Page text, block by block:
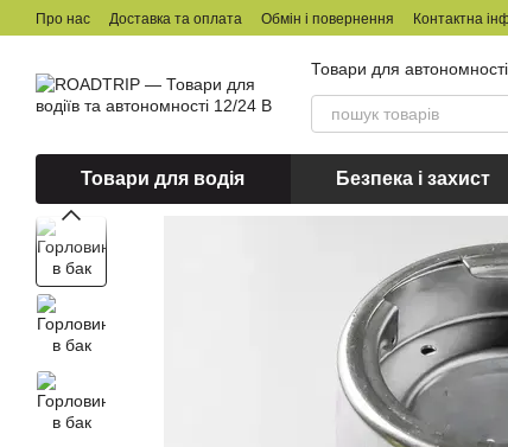
Перейти до основного контенту
Про нас Доставка та оплата Обмін і повернення Контактна
Товари для
Товари для водія Безпека і захист